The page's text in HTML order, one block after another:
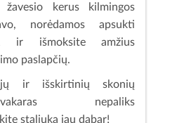
žavesio kerus kilmingos
norėdamos apsukti
ir išmoksite amžius
paslapčių.
ir išskirtinių skonių
nepaliks
staliuką jau dabar!